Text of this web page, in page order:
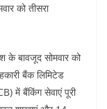
को तीसरा
के बावजूद सोमवार को
बैंक लिमिटेड
में बैंकिंग सेवाएं पूरी